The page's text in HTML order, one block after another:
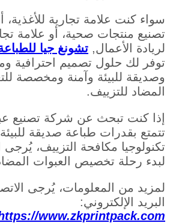
سواء كنت علامة تجارية
تصنيع منتجات صحية، أو علامة
لريادة الأعمال, تشونغ جيا
توفر لك حلول تصميم احترافية
وصديقة للبيئة وآمنة ومخصصة
المضاد للتزييف.
إذا كنت تبحث عن شركة تصنيع
تتمتع بقدرات طباعة صديقة
تكنولوجيا مكافحة التزييف، يُرجى
لبدء رحلة تخصيص العبوات
لمزيد من المعلومات، يُرجى
البريد الإلكتروني:
www.zkprintpack.com/